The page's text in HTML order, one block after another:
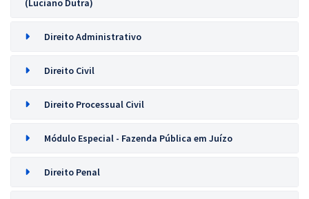
(Luciano Dutra)
Direito Administrativo
Direito Civil
Direito Processual Civil
Módulo Especial - Fazenda Pública em Juízo
Direito Penal